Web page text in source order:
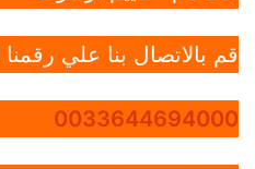
قم بالاتصال بنا علي رقمنا
0033644694000